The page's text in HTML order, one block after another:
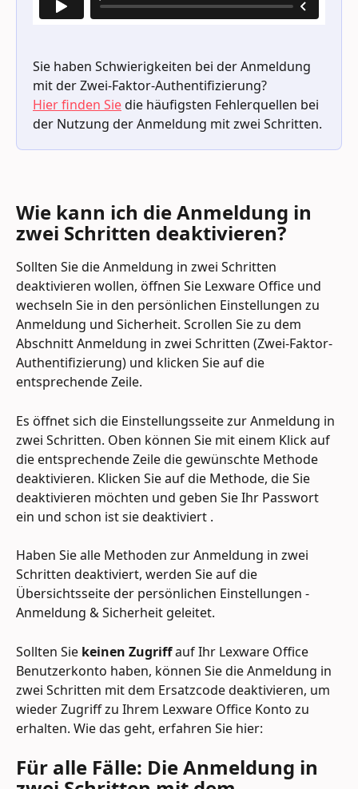
Sie haben Schwierigkeiten bei der Anmeldung
mit der Zwei-Faktor-Authentifizierung?
Hier finden Sie die häufigsten Fehlerquellen bei
der Nutzung der Anmeldung mit zwei Schritten.
Wie kann ich die Anmeldung in
zwei Schritten deaktivieren?
Sollten Sie die Anmeldung in zwei Schritten
deaktivieren wollen, öffnen Sie Lexware Office und
wechseln Sie in den persönlichen Einstellungen zu
Anmeldung und Sicherheit. Scrollen Sie zu dem
Abschnitt Anmeldung in zwei Schritten (Zwei-Faktor-
Authentifizierung) und klicken Sie auf die
entsprechende Zeile.
Es öffnet sich die Einstellungsseite zur Anmeldung in
zwei Schritten. Oben können Sie mit einem Klick auf
die entsprechende Zeile die gewünschte Methode
deaktivieren. Klicken Sie auf die Methode, die Sie
deaktivieren möchten und geben Sie Ihr Passwort
ein und schon ist sie deaktiviert .
Haben Sie alle Methoden zur Anmeldung in zwei
Schritten deaktiviert, werden Sie auf die
Übersichtsseite der persönlichen Einstellungen -
Anmeldung & Sicherheit geleitet.
Sollten Sie keinen Zugriff auf Ihr Lexware Office
Benutzerkonto haben, können Sie die Anmeldung in
zwei Schritten mit dem Ersatzcode deaktivieren, um
wieder Zugriff zu Ihrem Lexware Office Konto zu
erhalten. Wie das geht, erfahren Sie hier:
Für alle Fälle: Die Anmeldung in